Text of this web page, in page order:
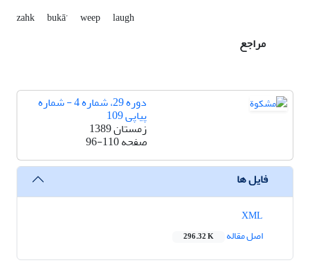
zahk bukā’ weep laugh
مراجع
دوره 29، شماره 4 - شماره
پیاپی 109
زمستان 1389
صفحه96-110
فایل ها
اصل مقاله
296.32 K